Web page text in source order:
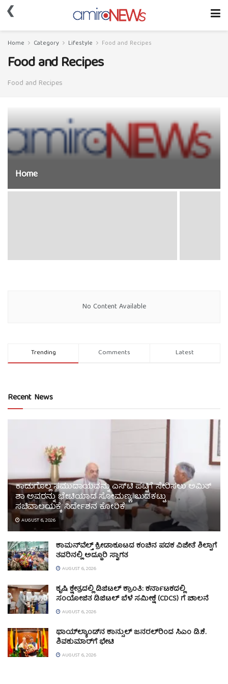
❮
Home Category Lifestyle Food and Recipes
Food and Recipes
Food and Recipes
Home
No Content Available
Trending Comments Latest
Recent News
ಕಾಡುಗೊಲ್ಲ ಸಮುದಾಯವನ್ನು ಎಸ್‌ಟಿ ಪಟ್ಟಿಗೆ ಸೇರಿಸಲು ಅಮಿತ್
ಶಾ ಅವರನ್ನು ಭೇಟಿಯಾದ ಸೋಮಣ್ಣ; ಬುಡಕಟ್ಟು
ಸಚಿವಾಲಯಕ್ಕೆ ನಿರ್ದೇಶನ ಕೋರಿಕೆ
AUGUST 6, 2026
ಕಾಮನ್‌ವೆಲ್ತ್ ಕ್ರೀಡಾಕೂಟದ ಕಂಚಿನ ಪದಕ ವಿಜೇತೆ ಶಿಲ್ಪಾಗೆ
ತವರಿನಲ್ಲಿ ಅದ್ಧೂರಿ ಸ್ವಾಗತ
AUGUST 6, 2026
ಕೃಷಿ ಕ್ಷೇತ್ರದಲ್ಲಿ ಡಿಜಿಟಲ್ ಕ್ರಾಂತಿ: ಕರ್ನಾಟಕದಲ್ಲಿ
ಸಂಯೋಜಿತ ಡಿಜಿಟಲ್ ಬೆಳೆ ಸಮೀಕ್ಷೆ (CDCS) ಗೆ ಚಾಲನೆ
AUGUST 6, 2026
ಥಾಯ್‌ಲ್ಯಾಂಡ್‌ನ ಕಾನ್ಸುಲ್ ಜನರಲ್‌ರಿಂದ ಸಿಎಂ ಡಿ.ಕೆ.
ಶಿವಕುಮಾರ್‌ಗೆ ಭೇಟಿ
AUGUST 6, 2026